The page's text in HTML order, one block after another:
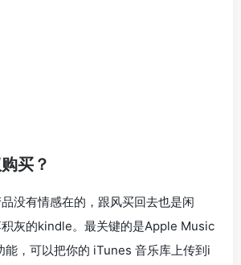
买？
没有情感在的，跟风买回去也是闲
灰的kindle。最关键的是Apple Music
，可以把你的 iTunes 音乐库上传到i